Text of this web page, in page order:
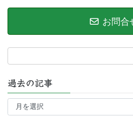
お問合
過去の記事
過